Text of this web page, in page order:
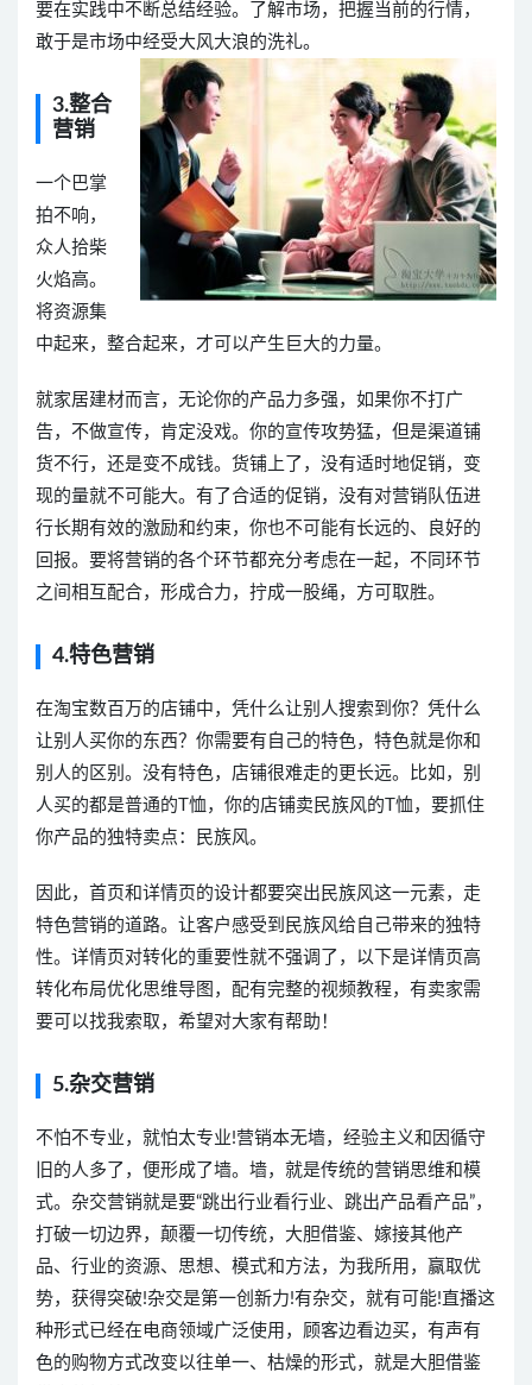
要在实践中不断总结经验。了解市场，把握当前的行情，
敢于是市场中经受大风大浪的洗礼。
3.整合
营销
一个巴掌
拍不响，
众人拾柴
火焰高。
将资源集
中起来，整合起来，才可以产生巨大的力量。
就家居建材而言，无论你的产品力多强，如果你不打广
告，不做宣传，肯定没戏。你的宣传攻势猛，但是渠道铺
货不行，还是变不成钱。货铺上了，没有适时地促销，变
现的量就不可能大。有了合适的促销，没有对营销队伍进
行长期有效的激励和约束，你也不可能有长远的、良好的
回报。要将营销的各个环节都充分考虑在一起，不同环节
之间相互配合，形成合力，拧成一股绳，方可取胜。
4.特色营销
在淘宝数百万的店铺中，凭什么让别人搜索到你？凭什么
让别人买你的东西？你需要有自己的特色，特色就是你和
别人的区别。没有特色，店铺很难走的更长远。比如，别
人买的都是普通的T恤，你的店铺卖民族风的T恤，要抓住
你产品的独特卖点：民族风。
因此，首页和详情页的设计都要突出民族风这一元素，走
特色营销的道路。让客户感受到民族风给自己带来的独特
性。详情页对转化的重要性就不强调了，以下是详情页高
转化布局优化思维导图，配有完整的视频教程，有卖家需
要可以找我索取，希望对大家有帮助！
5.杂交营销
不怕不专业，就怕太专业!营销本无墙，经验主义和因循守
旧的人多了，便形成了墙。墙，就是传统的营销思维和模
式。杂交营销就是要“跳出行业看行业、跳出产品看产品”，
打破一切边界，颠覆一切传统，大胆借鉴、嫁接其他产
品、行业的资源、思想、模式和方法，为我所用，赢取优
势，获得突破!杂交是第一创新力!有杂交，就有可能!直播这
种形式已经在电商领域广泛使用，顾客边看边买，有声有
色的购物方式改变以往单一、枯燥的形式，就是大胆借鉴